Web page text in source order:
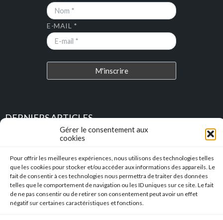
Gérer le consentement aux
cookies
Pour offrir les meilleures expériences, nous utilisons des technologies telles
que les cookies pour stocker et/ou accéder aux informations des appareils. Le
fait de consentir à ces technologies nous permettra de traiter des données
telles que le comportement de navigation ou les ID uniques sur ce site. Le fait
de ne pas consentir ou de retirer son consentement peut avoir un effet
négatif sur certaines caractéristiques et fonctions.
E-MAIL *
DERNIERS ARTICLES
Place au Terroir – TRESSAN
Soirée d’été
Descente en caisse à savon – Profitez de l’été pour construire vos
caisses à savon !!!